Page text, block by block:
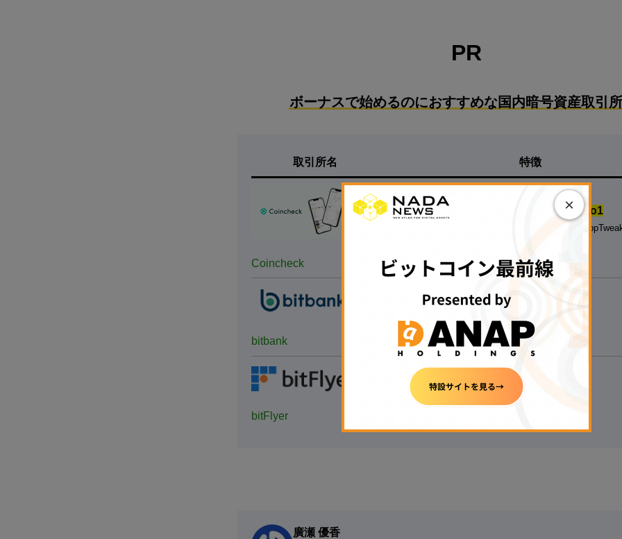
PR
ボーナスで始めるのにおすすめな国内暗号資産取引
取引所名 特徴
Coincheck
500円の少額投資から試せる！】
◆ 国内の暗号資産アプリダウンロード数.No1
※対象：国内の暗号資産取引アプリ、データ協力：
▷ 無料で口座開設する ◁
bitbank
【たくさんの銘柄で取引する人向け】
◆40種類以上の銘柄を用意
◆1万円以上の入金で現金1,000円獲得
無料で口座開設する ◁
bitFlyer
初心者にもおすすめ】
◆国内最大級の取引量
◆トップレベルのセキュリティ意識を持つ
廣瀬 優香
×